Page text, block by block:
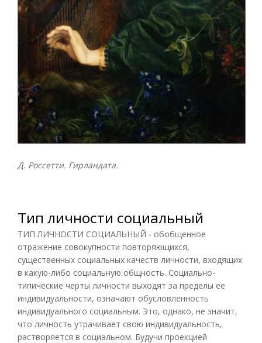
Д. Россетти. Гирландата.
Тип личности социальный
ТИП ЛИЧНОСТИ СОЦИАЛЬНЫЙ - обобщенное
отражение совокупности повторяющихся,
существенных социальных качеств личности, входящих
в какую-либо социальную общность. Социально-
типические черты личности выходят за пределы ее
индивидуальности, означают обусловленность
индивидуального социальным. Это, однако, не значит,
что личность утрачивает свою индивидуальность,
растворяется в социальном. Будучи проекцией